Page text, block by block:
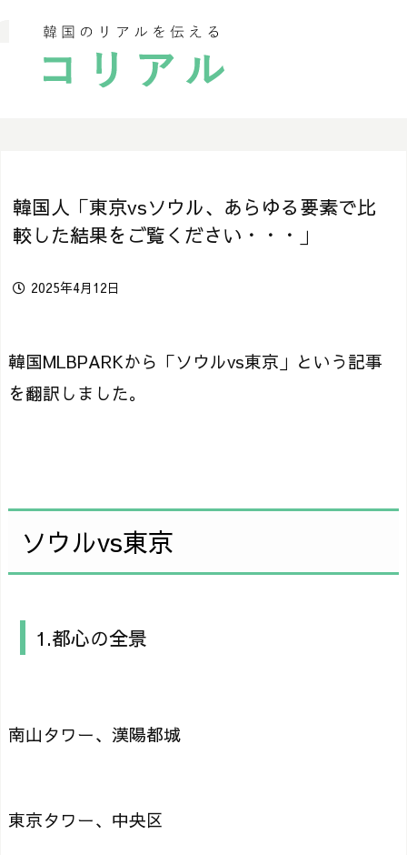
韓国人「東京vsソウル、あらゆる要素で比
較した結果をご覧ください・・・」
2025年4月12日
韓国MLBPARKから「ソウルvs東京」という記事
を翻訳しました。
ソウルvs東京
1.都心の全景
南山タワー、漢陽都城
東京タワー、中央区